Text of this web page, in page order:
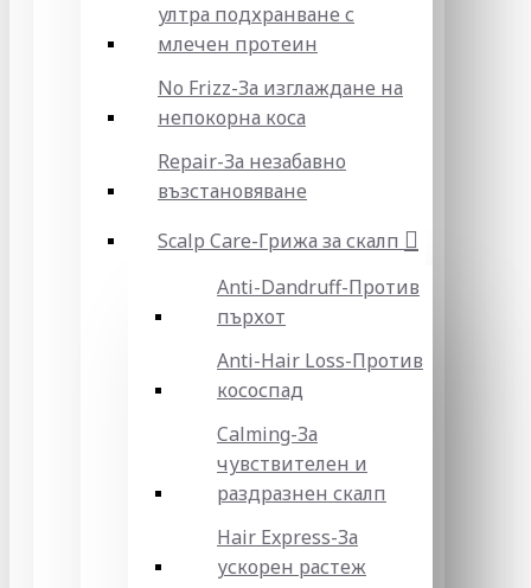
ултра подхранване с
млечен протеин
No Frizz-За изглаждане на
непокорна коса
Repair-За незабавно
възстановяване
Scalp Care-Грижа за скалп
Anti-Dandruff-Против
пърхот
Anti-Hair Loss-Против
кососпад
Calming-За
чувствителен и
раздразнен скалп
Hair Express-За
ускорен растеж